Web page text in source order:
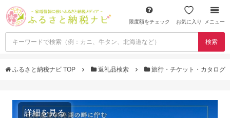
限度額をチェック お気に入り メニュー
検索
ふるさと納税ナビ TOP 返礼品検索 旅行・チケット・カタログ
詳細を見る